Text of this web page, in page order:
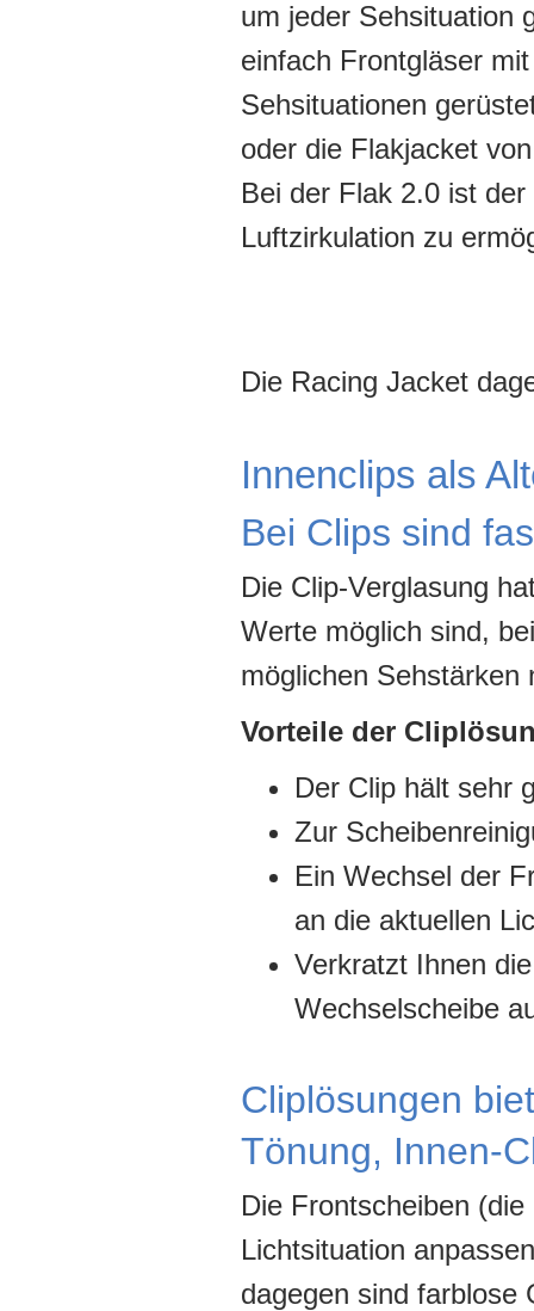
um jeder Sehsituation
einfach Frontgläser
Sehsituationen
oder die Flakjacket
Bei der Flak 2.0 ist
Luftzirkulation zu
Die Racing Jacket
Innenclips als
Bei Clips sind
Die Clip-Verglasung
Werte möglich sind,
möglichen Sehstärken
Vorteile der
Der Clip hält sehr
Zur
Ein Wechsel der
an die aktuellen
Verkratzt Ihnen
Wechselscheibe
Cliplösungen
Tönung, Innen-
Die Frontscheiben
Lichtsituation
dagegen sind farblose